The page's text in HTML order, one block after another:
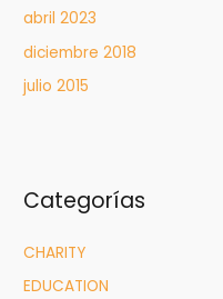
abril 2023
diciembre 2018
julio 2015
Categorías
CHARITY
EDUCATION